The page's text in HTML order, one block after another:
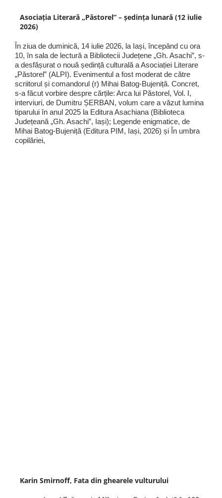
Asociația Literară „Păstorel” – ședința lunară (12 iulie
2026)
În ziua de duminică, 14 iulie 2026, la Iași, începând cu ora
10, în sala de lectură a Bibliotecii Județene „Gh. Asachi”, s-
a desfășurat o nouă ședință culturală a Asociației Literare
„Păstorel” (ALPI). Evenimentul a fost moderat de către
scriitorul și comandorul (r) Mihai Batog-Bujeniță. Concret,
s-a făcut vorbire despre cărțile: Arca lui Păstorel, Vol. I,
interviuri, de Dumitru ȘERBAN, volum care a văzut lumina
tiparului în anul 2025 la Editura Asachiana (Biblioteca
Județeană „Gh. Asachi”, Iași); Legende enigmatice, de
Mihai Batog-Bujeniță (Editura PIM, Iași, 2026) și În umbra
copilăriei,
Karin Smirnoff, Fata din ghearele vulturului